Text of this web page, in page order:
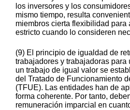
los inversores y los
mismo tiempo, resulta
miembros cierta flexibilidad para
estricto cuando lo consideren
(9) El principio de igualdad de
trabajadores y trabajadoras para
un trabajo de igual valor se
del Tratado de Funcionamiento
(TFUE). Las entidades han de
forma coherente. Por tanto,
remuneración imparcial en